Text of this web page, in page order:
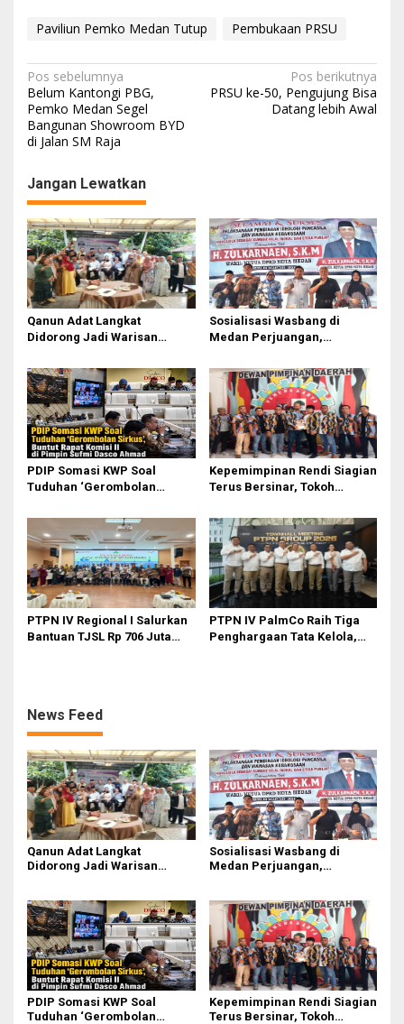
Paviliun Pemko Medan Tutup Pembukaan PRSU
N
a
v
g
a
s
i
p
o
s
Pos sebelumnya
Belum Kantongi PBG,
Pemko Medan Segel
Bangunan Showroom BYD
di Jalan SM Raja
Pos berikutnya
PRSU ke-50, Pengujung Bisa
Datang lebih Awal
Jangan Lewatkan
Qanun Adat Langkat
Didorong Jadi Warisan
Sosialisasi Wasbang di
Medan Perjuangan,
Perjuangkan Ruang Bermain
Anak
PDIP Somasi KWP Soal
Tuduhan ‘Gerombolan
II Dipimpin Sufmi Dasco
Ahmad
Kepemimpinan Rendi Siagian
Terus Bersinar, Tokoh
MJA Kota Medan
PTPN IV Regional I Salurkan
Bantuan TJSL Rp 706 Juta
PTPN IV PalmCo Raih Tiga
Penghargaan Tata Kelola,
News Feed
Qanun Adat Langkat
Didorong Jadi Warisan
Sosialisasi Wasbang di
Medan Perjuangan,
Anak
PDIP Somasi KWP Soal
Tuduhan ‘Gerombolan
Kepemimpinan Rendi Siagian
Terus Bersinar, Tokoh